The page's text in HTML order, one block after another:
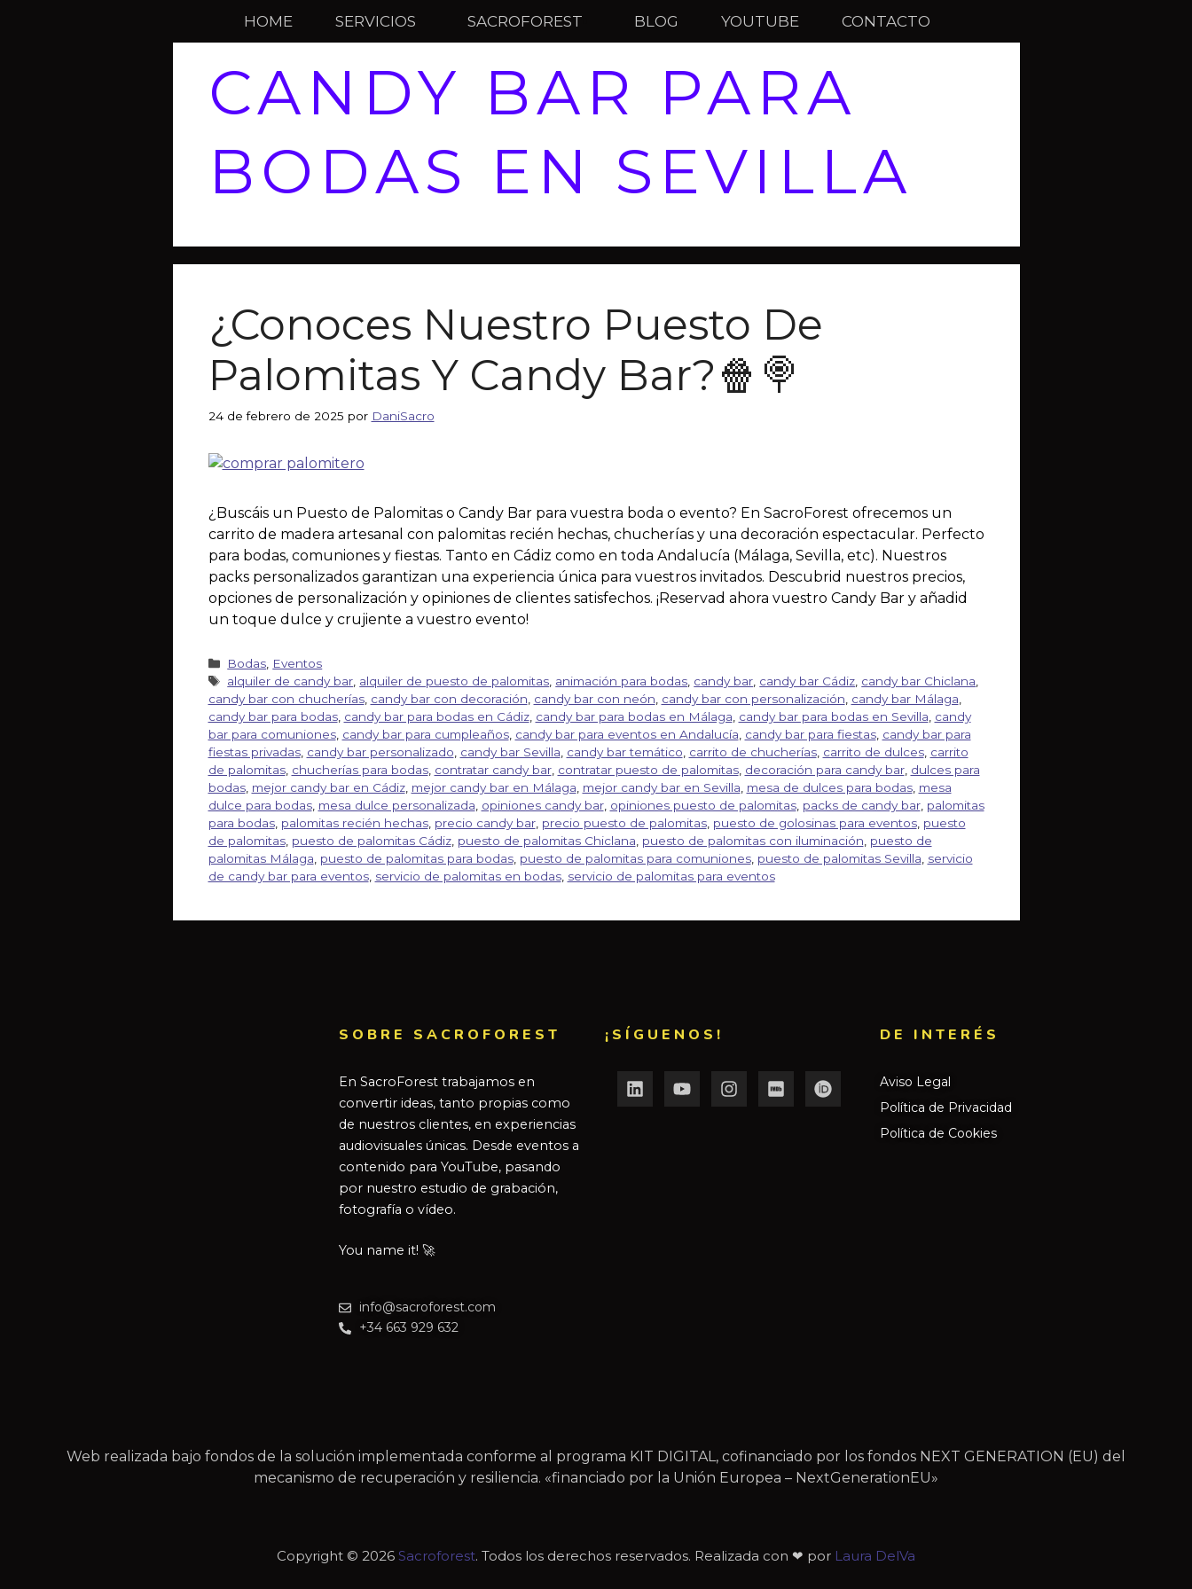
HOME SERVICIOS SACROFOREST BLOG YOUTUBE CONTACTO
CANDY BAR PARA
BODAS EN SEVILLA
¿Conoces Nuestro Puesto De
Palomitas Y Candy Bar?🍿🍭
24 de febrero de 2025 por DaniSacro
¿Buscáis un Puesto de Palomitas o Candy Bar para vuestra boda o evento? En SacroForest ofrecemos un
carrito de madera artesanal con palomitas recién hechas, chucherías y una decoración espectacular. Perfecto
para bodas, comuniones y fiestas. Tanto en Cádiz como en toda Andalucía (Málaga, Sevilla, etc). Nuestros
packs personalizados garantizan una experiencia única para vuestros invitados. Descubrid nuestros precios,
opciones de personalización y opiniones de clientes satisfechos. ¡Reservad ahora vuestro Candy Bar y añadid
un toque dulce y crujiente a vuestro evento!
Bodas Eventos
alquiler de candy bar alquiler de puesto de palomitas animación para bodas candy bar candy bar Cádiz candy bar Chiclana
candy bar con chucherías, candy bar con decoración candy bar con neón candy bar con personalización candy bar Málaga
candy bar para bodas, candy bar para bodas en Cádiz, candy bar para bodas en Málaga candy bar para bodas en Sevilla candy
bar para comuniones, candy bar para cumpleaños, candy bar para eventos en Andalucía candy bar para fiestas, candy bar para
fiestas privadas, candy bar personalizado candy bar Sevilla candy bar temático carrito de chucherías, carrito de dulces, carrito
de palomitas, chucherías para bodas, contratar candy bar, contratar puesto de palomitas, decoración para candy bar, dulces para
bodas, mejor candy bar en Cádiz, mejor candy bar en Málaga mejor candy bar en Sevilla mesa de dulces para bodas, mesa
dulce para bodas, mesa dulce personalizada opiniones candy bar, opiniones puesto de palomitas, packs de candy bar, palomitas
para bodas, palomitas recién hechas, precio candy bar, precio puesto de palomitas, puesto de golosinas para eventos, puesto
de palomitas, puesto de palomitas Cádiz, puesto de palomitas Chiclana puesto de palomitas con iluminación puesto de
palomitas Málaga puesto de palomitas para bodas, puesto de palomitas para comuniones, puesto de palomitas Sevilla servicio
de candy bar para eventos, servicio de palomitas en bodas, servicio de palomitas para eventos
SOBRE SACROFOREST
En SacroForest trabajamos en
convertir ideas, tanto propias como
de nuestros clientes, en experiencias
audiovisuales únicas. Desde eventos a
contenido para YouTube, pasando
por nuestro estudio de grabación,
fotografía o vídeo.
You name it! 🚀
info@sacroforest.com
+34 663 929 632
¡SÍGUENOS! DE INTERÉS​
Aviso Legal
Política de Privacidad
Política de Cookies
Web realizada bajo fondos de la solución implementada conforme al programa KIT DIGITAL, cofinanciado por los fondos NEXT GENERATION (EU) del
mecanismo de recuperación y resiliencia. «financiado por la Unión Europea – NextGenerationEU»
Copyright © 2026 Sacroforest. Todos los derechos reservados. Realizada con ❤ por Laura DelVa